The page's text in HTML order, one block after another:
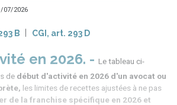
07/2026
B CGI, art. 293 D
en 2026
Le tableau ci-
de début d'activité en 2026 d'un avocat ou
les limites de recettes ajustées à ne pas
de la franchise spécifique en 2026 et